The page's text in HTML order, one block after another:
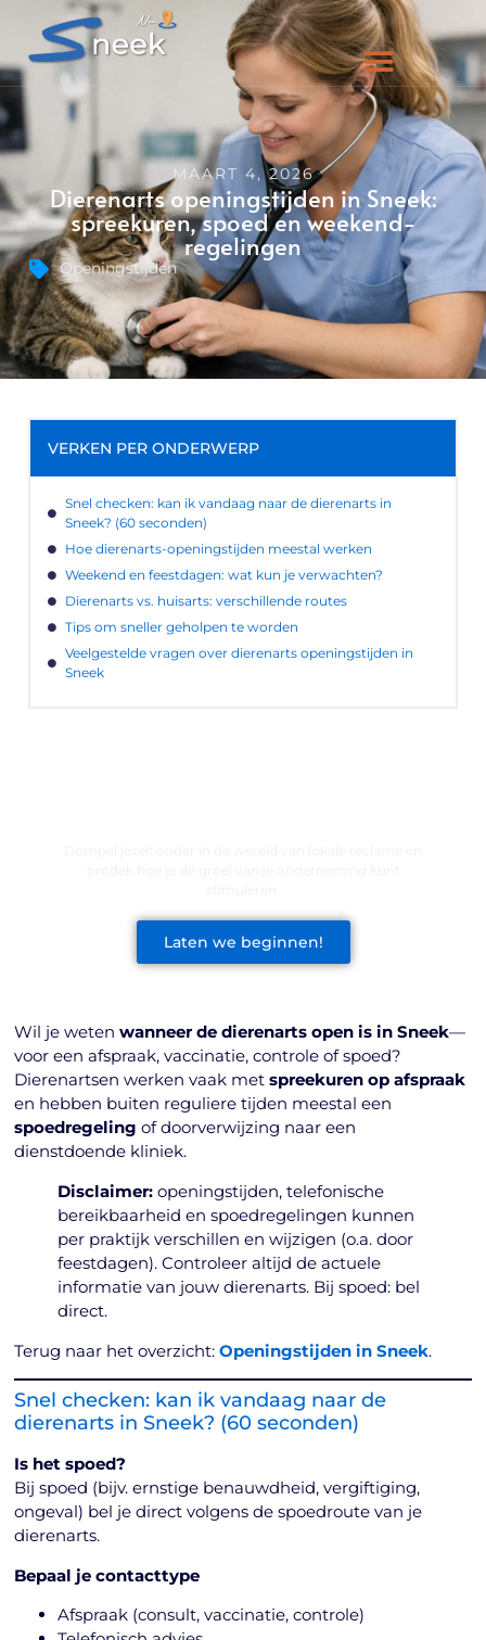
MAART 4, 2026
Dierenarts openingstijden in Sneek:
spreekuren, spoed en weekend-
regelingen
Openingstijden
Wil je wetenwanneer de dierenarts open is in Sneek—
voor een afspraak, vaccinatie, controle of spoed?
Dierenartsen werken vaak metspreekuren op afspraak
en hebben buiten reguliere tijden meestal een
spoedregeling of doorverwijzing naar een
dienstdoende kliniek.
Disclaimer: openingstijden, telefonische
bereikbaarheid en spoedregelingen kunnen
per praktijk verschillen en wijzigen (o.a. door
feestdagen). Controleer altijd de actuele
informatie van jouw dierenarts. Bij spoed: bel
direct.
Terug naar het overzicht:Openingstijden in Sneek.
Snel checken: kan ik vandaag naar de
dierenarts in Sneek? (60 seconden)
Is het spoed?
Bij spoed (bijv. ernstige benauwdheid, vergiftiging,
ongeval) bel je direct volgens de spoedroute van je
dierenarts.
Bepaal je contacttype
Afspraak (consult, vaccinatie, controle)
VERKEN PER ONDERWERP
Snel checken: kan ik vandaag naar de dierenarts in
Sneek? (60 seconden)
Hoe dierenarts-openingstijden meestal werken
Weekend en feestdagen: wat kun je verwachten?
Dierenarts vs. huisarts: verschillende routes
Tips om sneller geholpen te worden
Veelgestelde vragen over dierenarts openingstijden in
Sneek
Laten we beginnen!